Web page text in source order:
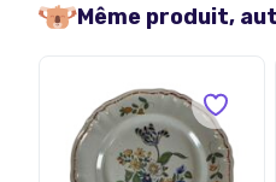
Même produit,